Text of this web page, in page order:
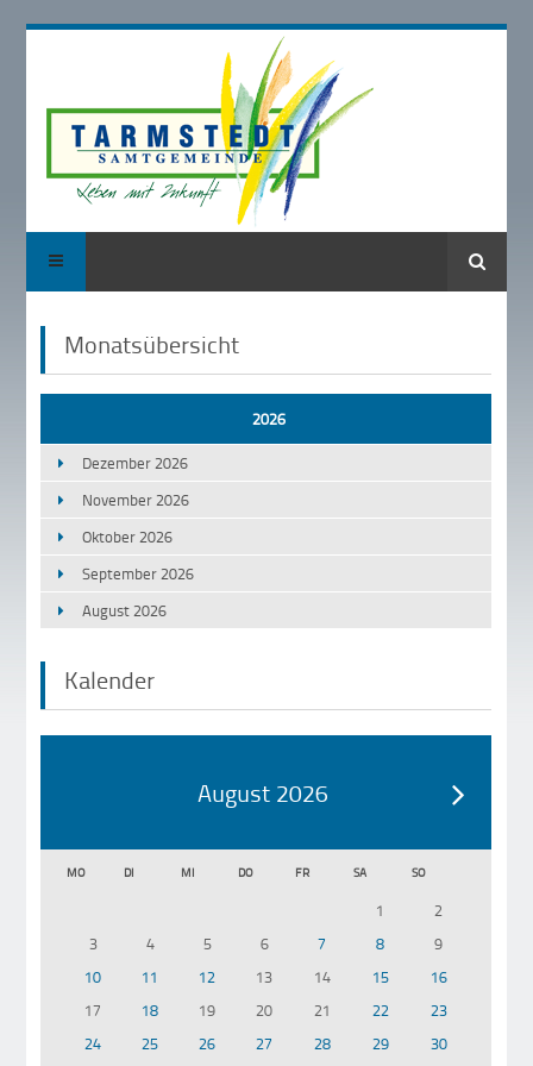
Suche
Monatsübersicht
2026
Dezember 2026
November 2026
Oktober 2026
September 2026
August 2026
Kalender
August 2026
MO DI MI DO FR SA SO
1
2
3
4 5 6 7 8
9
10
11 12 13 14 15
16
17
18 19 20 21 22
23
24
25 26 27 28 29 30